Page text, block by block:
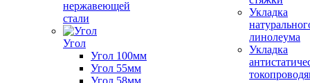
нержавеющей
стали
Угол
Угол 100мм
Угол 55мм
Угол 58мм
Укладка
линолеума
Укладка